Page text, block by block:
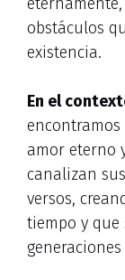
obstáculos
existencia.
En el
amor eterno
canalizan
versos,
tiempo y que